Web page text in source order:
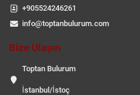
+905524246261
info@toptanbulurum.com
Bize Ulaşın
Toptan Bulurum
İstanbul/İstoç